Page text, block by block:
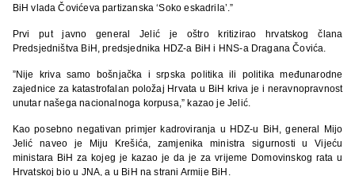
BiH vlada Čovićeva partizanska ‘Soko eskadrila’.”
Prvi put javno general Jelić je oštro kritizirao hrvatskog člana
Predsjedništva BiH, predsjednika HDZ-a BiH i HNS-a Dragana Čovića.
”Nije kriva samo bošnjačka i srpska politika ili politika međunarodne
zajednice za katastrofalan položaj Hrvata u BiH kriva je i neravnopravnost
unutar našega nacionalnoga korpusa,” kazao je Jelić.
Kao posebno negativan primjer kadroviranja u HDZ-u BiH, general Mijo
Jelić naveo je Miju Krešića, zamjenika ministra sigurnosti u Vijeću
ministara BiH za kojeg je kazao je da je za vrijeme Domovinskog rata u
Hrvatskoj bio u JNA, a u BiH na strani Armije BiH.